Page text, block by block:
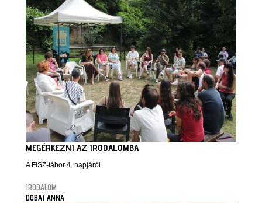
MEGÉRKEZNI AZ IRODALOMBA
A FISZ-tábor 4. napjáról
IRODALOM
DOBAI ANNA